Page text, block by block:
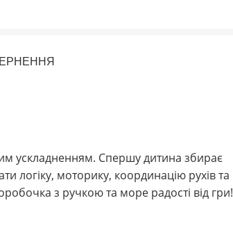
ускладненням. Спершу дитина збирає
логіку, моторику, координацію рухів та
з ручкою та море радості від гри!